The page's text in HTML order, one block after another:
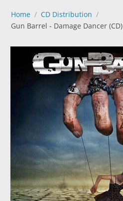
Home / CD Distribution /
Gun Barrel - Damage Dancer (CD)